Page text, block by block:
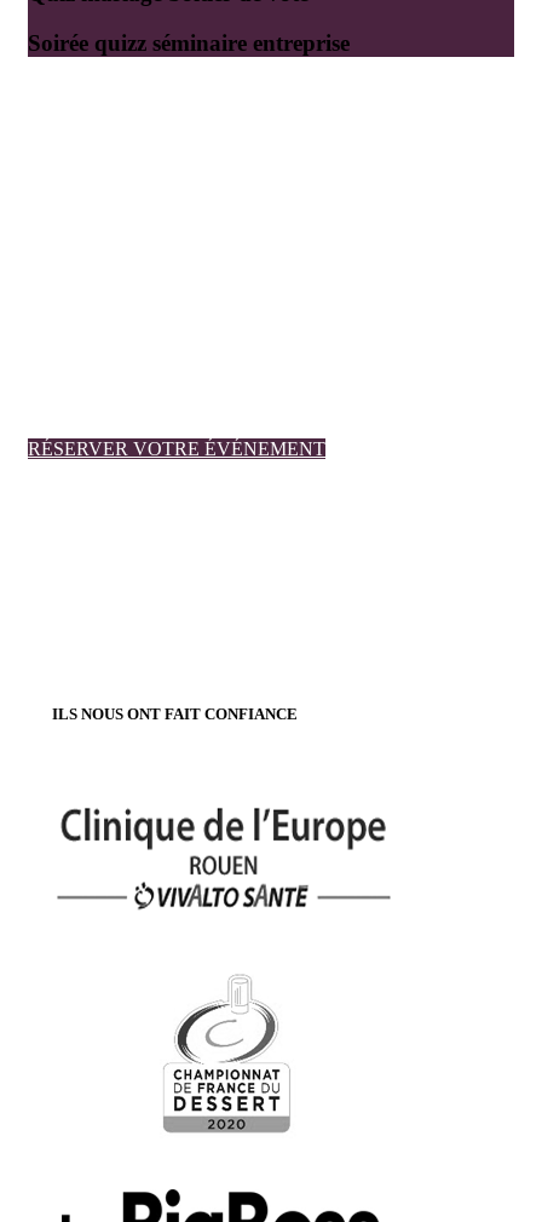
Soirée quizz séminaire entreprise
RÉSERVER VOTRE ÉVÉNEMENT
ILS NOUS ONT FAIT CONFIANCE